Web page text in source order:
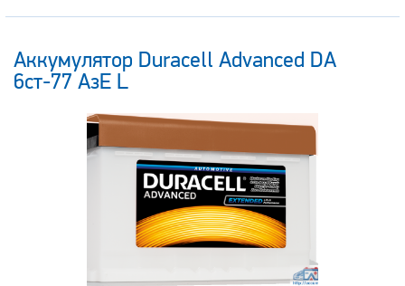
Аккумулятор Duracell Advanced DA
6ст-77 АзЕ L